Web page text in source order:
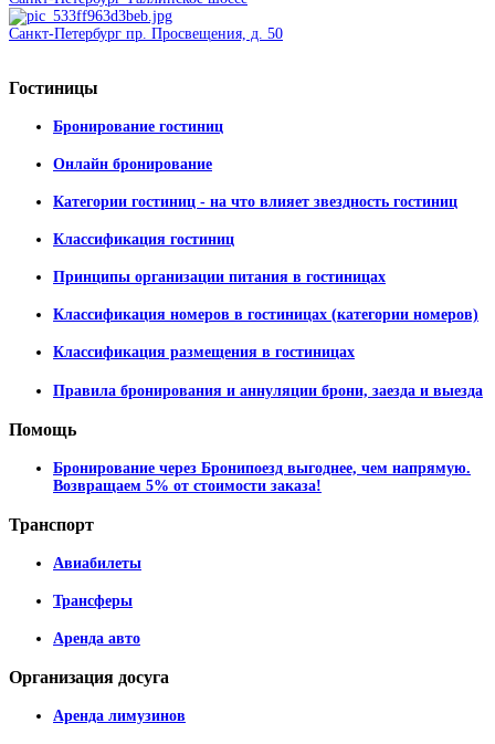
Санкт-Петербург пр. Просвещения, д. 50
Гостиницы
Бронирование гостиниц
Онлайн бронирование
Категории гостиниц - на что влияет звездность гостиниц
Классификация гостиниц
Принципы организации питания в гостиницах
Классификация номеров в гостиницах (категории номеров)
Классификация размещения в гостиницах
Правила бронирования и аннуляции брони, заезда и выезда
Помощь
Бронирование через Бронипоезд выгоднее, чем напрямую.
Возвращаем 5% от стоимости заказа!
Транспорт
Авиабилеты
Трансферы
Аренда авто
Организация досуга
Аренда лимузинов